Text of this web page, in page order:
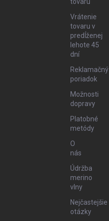
Vrátenie
tovaru v
predĺženej
lehote 45
dní
Reklamačný
poriadok
Možnosti
dopravy
Platobné
metódy
O
nás
Údržba
merino
vlny
Nejčastejšie
otázky